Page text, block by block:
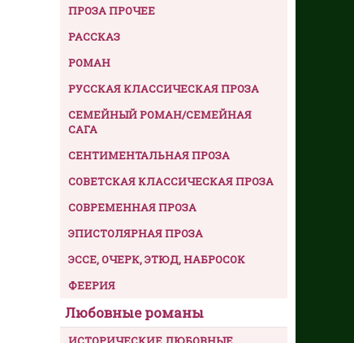
ПРОЗА ПРОЧЕЕ
РАССКАЗ
РОМАН
РУССКАЯ КЛАССИЧЕСКАЯ ПРОЗА
СЕМЕЙНЫЙ РОМАН/СЕМЕЙНАЯ
САГА
СЕНТИМЕНТАЛЬНАЯ ПРОЗА
СОВЕТСКАЯ КЛАССИЧЕСКАЯ ПРОЗА
СОВРЕМЕННАЯ ПРОЗА
ЭПИСТОЛЯРНАЯ ПРОЗА
ЭССЕ, ОЧЕРК, ЭТЮД, НАБРОСОК
ФЕЕРИЯ
Любовные романы